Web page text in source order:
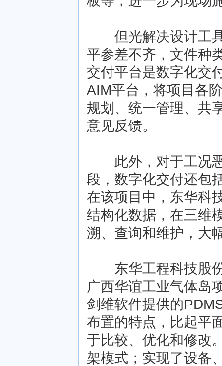
但光解决设计工具
平参差不齐，文件种
交付平台是数字化交
AIM平台，将项目各
规划、统一管理、共
意见反馈。
此外，对于工况恶
段，数字化交付还包
在该项目中，东华科
结构化数据，在三维
溯、查询和维护，大
东华工程科技股份
广西华谊工业气体岛
剑维软件提供的
布置的特点，比起平
于比较、优化和修改
架模式；实现了设备